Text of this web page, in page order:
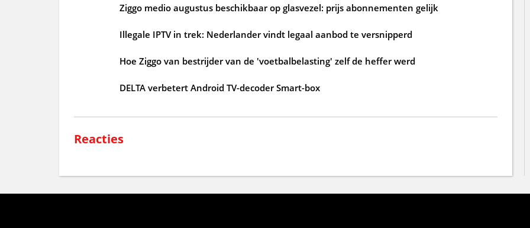
Ziggo medio augustus beschikbaar op glasvezel: prijs abonnementen gelijk
Illegale IPTV in trek: Nederlander vindt legaal aanbod te versnipperd
Hoe Ziggo van bestrijder van de 'voetbalbelasting' zelf de heffer werd
DELTA verbetert Android TV-decoder Smart-box
Reacties